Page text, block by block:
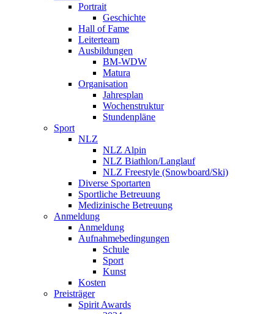
Portrait
Geschichte
Hall of Fame
Leiterteam
Ausbildungen
BM-WDW
Matura
Organisation
Jahresplan
Wochenstruktur
Stundenpläne
Sport
NLZ
NLZ Alpin
NLZ Biathlon/Langlauf
NLZ Freestyle (Snowboard/Ski)
Diverse Sportarten
Sportliche Betreuung
Medizinische Betreuung
Anmeldung
Anmeldung
Aufnahmebedingungen
Schule
Sport
Kunst
Kosten
Preisträger
Spirit Awards